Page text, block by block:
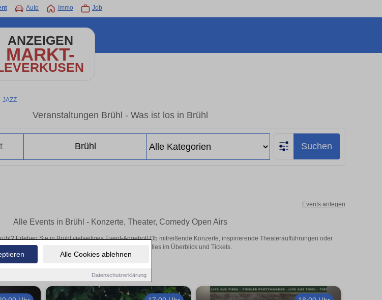
Alle Cookies ablehnen
Datenschutzerklärung
Auto Immo Job
ANZEIGEN
MARKT-
JAZZ
Veranstaltungen Brühl - Was ist los in Brühl
Suchen
Events anlegen
Alle Events in Brühl - Konzerte, Theater, Comedy Open Airs
Erleben Sie in Brühl vielseitiges Event-Angebot! Ob mitreißende Konzerte, inspirierende Theateraufführungen oder
aufregende Veranstaltungen in Brühl – hier finden alles im Überblick und Tickets.